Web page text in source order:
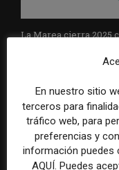
La Marea cierra 2025
cooperativa pierde
En nuestro sitio
terceros para
tráfico web, para
preferencias y
información puedes
AQUÍ. Puedes